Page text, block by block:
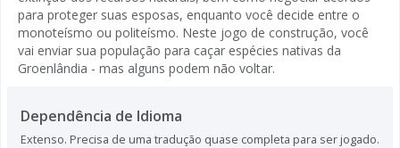
para proteger suas esposas, enquanto você decide entre o
monoteísmo ou politeísmo. Neste jogo de construção, você
vai enviar sua população para caçar espécies nativas da
Groenlândia - mas alguns podem não voltar.
Dependência de Idioma
Extenso. Precisa de uma tradução quase completa para ser jogado.